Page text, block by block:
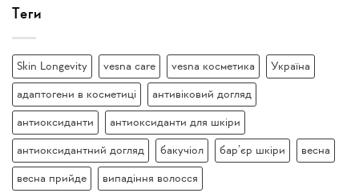
Теги
Skin Longevity vesna care vesna косметика Україна
адаптогени в косметиці антивіковий догляд
антиоксиданти антиоксиданти для шкіри
антиоксидантний догляд бакучіол бар’єр шкіри весна
весна прийде випадіння волосся